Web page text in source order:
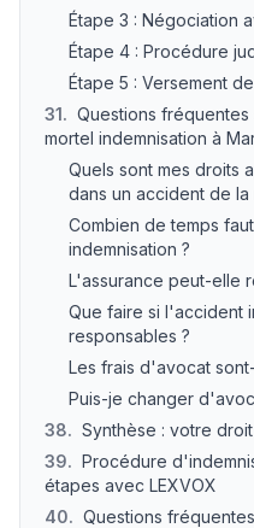
Étape 3 : Négociation
Étape 4 : Procédure
Étape 5 : Versement
31. Questions
mortel indemnisation à
Quels sont mes droits
dans un accident de la
Combien de temps
indemnisation ?
L'assurance peut-elle
Que faire si l'accident
responsables ?
Les frais d'avocat
Puis-je changer
38. Synthèse : votre
39. Procédure
étapes avec LEXVOX
40. Questions